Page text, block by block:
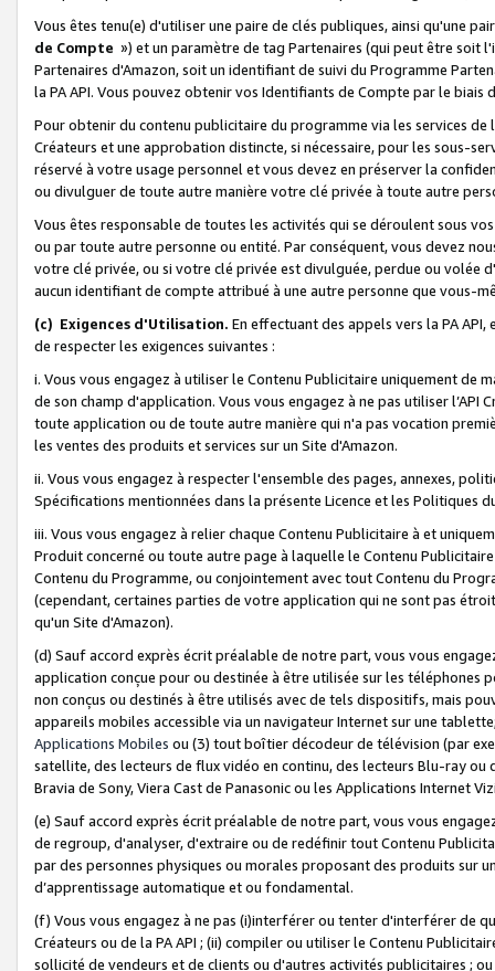
Vous êtes tenu(e) d'utiliser une paire de clés publiques, ainsi qu'une
de Compte ») et un paramètre de tag Partenaires (qui peut être soit
Partenaires d'Amazon, soit un identifiant de suivi du Programme
la PA API. Vous pouvez obtenir vos Identifiants de Compte par le biais
Pour obtenir du contenu publicitaire du programme via les services
Créateurs et une approbation distincte, si nécessaire, pour les sous-
réservé à votre usage personnel et vous devez en préserver la
ou divulguer de toute autre manière votre clé privée à toute autre
Vous êtes responsable de toutes les activités qui se déroulent sous
ou par toute autre personne ou entité. Par conséquent, vous devez
votre clé privée, ou si votre clé privée est divulguée, perdue ou volée
aucun identifiant de compte attribué à une autre personne que vous-
(c) Exigences d'Utilisation. En effectuant des appels vers la PA
de respecter les exigences suivantes :
i. Vous vous engagez à utiliser le Contenu Publicitaire uniquement de
de son champ d'application. Vous vous engagez à ne pas utiliser l’API
toute application ou de toute autre manière qui n'a pas vocation
les ventes des produits et services sur un Site d'Amazon.
ii. Vous vous engagez à respecter l'ensemble des pages, annexes,
Spécifications mentionnées dans la présente Licence et les Politiques
iii. Vous vous engagez à relier chaque Contenu Publicitaire à et
Produit concerné ou toute autre page à laquelle le Contenu
Contenu du Programme, ou conjointement avec tout Contenu du
(cependant, certaines parties de votre application qui ne sont pas
qu'un Site d'Amazon).
(d) Sauf accord exprès écrit préalable de notre part, vous vous
application conçue pour ou destinée à être utilisée sur les téléphones
non conçus ou destinés à être utilisés avec de tels dispositifs, mais
appareils mobiles accessible via un navigateur Internet sur une
Applications Mobiles ou (3) tout boîtier décodeur de télévision (par
satellite, des lecteurs de flux vidéo en continu, des lecteurs Blu-ray
Bravia de Sony, Viera Cast de Panasonic ou les Applications Internet
(e) Sauf accord exprès écrit préalable de notre part, vous vous
de regroup, d'analyser, d'extraire ou de redéfinir tout Contenu
par des personnes physiques ou morales proposant des produits sur
d’apprentissage automatique et ou fondamental.
(f) Vous vous engagez à ne pas (i)interférer ou tenter d'interférer de
Créateurs ou de la PA API ; (ii) compiler ou utiliser le Contenu
sollicité de vendeurs et de clients ou d'autres activités publicitaires ;